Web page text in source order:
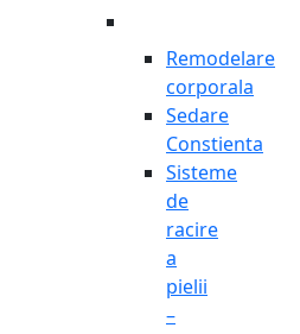
Remodelare
corporala
Sedare
Constienta
Sisteme
de
racire
a
pielii
–